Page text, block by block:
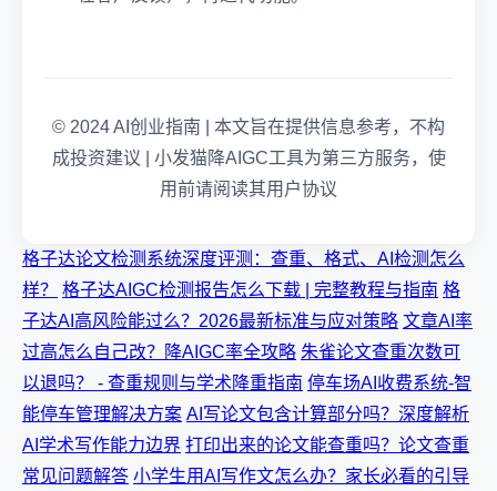
© 2024 AI创业指南 | 本文旨在提供信息参考，不构
成投资建议 | 小发猫降AIGC工具为第三方服务，使
用前请阅读其用户协议
格子达论文检测系统深度评测：查重、格式、AI检测怎么
样？
格子达AIGC检测报告怎么下载 | 完整教程与指南 格
子达AI高风险能过么？2026最新标准与应对策略 文章AI率
过高怎么自己改？降AIGC率全攻略 朱雀论文查重次数可
以退吗？ - 查重规则与学术降重指南 停车场AI收费系统-智
能停车管理解决方案 AI写论文包含计算部分吗？深度解析
AI学术写作能力边界 打印出来的论文能查重吗？论文查重
常见问题解答 小学生用AI写作文怎么办？家长必看的引导